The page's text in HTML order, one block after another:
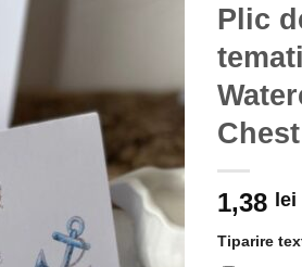
Plic
Chest
1,38 lei
Tiparire